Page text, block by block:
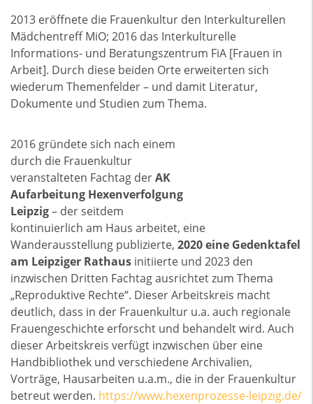
2013 eröffnete die Frauenkultur den Interkulturellen
Mädchentreff MiO; 2016 das Interkulturelle
Informations- und Beratungszentrum FiA [Frauen in
Arbeit]. Durch diese beiden Orte erweiterten sich
wiederum Themenfelder – und damit Literatur,
Dokumente und Studien zum Thema.
2016 gründete sich nach einem
durch die Frauenkultur
veranstalteten Fachtag derAK
Aufarbeitung Hexenverfolgung
Leipzig– der seitdem
kontinuierlich am Haus arbeitet, eine
Wanderausstellung publizierte, 2020 eine Gedenktafel
am Leipziger Rathaus initiierte und 2023 den
inzwischen Dritten Fachtag ausrichtet zum Thema
„Reproduktive Rechte“. Dieser Arbeitskreis macht
deutlich, dass in der Frauenkultur u.a. auch regionale
Frauengeschichte erforscht und behandelt wird. Auch
dieser Arbeitskreis verfügt inzwischen über eine
Handbibliothek und verschiedene Archivalien,
Vorträge, Hausarbeiten u.a.m., die in der Frauenkultur
betreut werden. https://www.hexenprozesse-leipzig.de/